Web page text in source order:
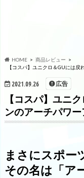
HOME
商品レビュー
【コスパ】ユニクロ＆GUには
2021.09.26 広告
【コスパ】ユニ
ンのアーチパワ
まさにスポー
その名は「ア